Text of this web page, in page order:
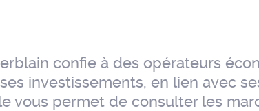
confie à des opérateurs
investissements, en lien avec
vous permet de consulter les